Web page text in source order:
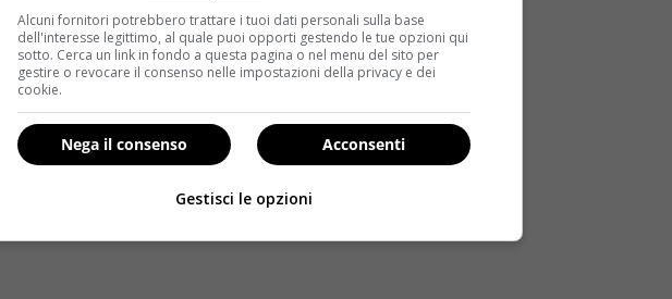
Alcuni fornitori potrebbero trattare i tuoi dati personali sulla base
dell'interesse legittimo, al quale puoi opporti gestendo le tue opzioni qui
sotto. Cerca un link in fondo a questa pagina o nel menu del sito per
gestire o revocare il consenso nelle impostazioni della privacy e dei
cookie.
Acconsenti
Nega il consenso
Gestisci le opzioni